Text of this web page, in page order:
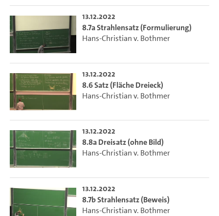
13.12.2022
8.7a Strahlensatz (Formulierung)
Hans-Christian v. Bothmer
13.12.2022
8.6 Satz (Fläche Dreieck)
Hans-Christian v. Bothmer
13.12.2022
8.8a Dreisatz (ohne Bild)
Hans-Christian v. Bothmer
13.12.2022
8.7b Strahlensatz (Beweis)
Hans-Christian v. Bothmer